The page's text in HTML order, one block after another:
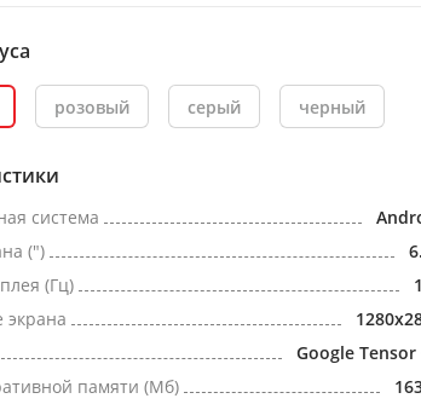
розовый серый черный
система
(")
(Гц)
экрана
Google Tensor
памяти (Мб)